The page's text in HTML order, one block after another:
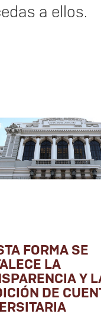
a ellos.
FORMA SE
LA
Y
DE